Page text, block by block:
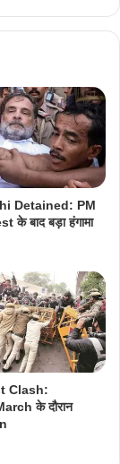
Detained: PM
के बाद बड़ा हंगामा
Clash:
के दौरान